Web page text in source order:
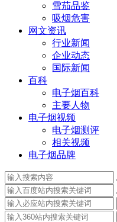
雪茄品鉴
吸烟危害
网文资讯
行业新闻
企业动态
国际新闻
百科
电子烟百科
主要人物
电子烟视频
电子烟测评
相关视频
电子烟品牌